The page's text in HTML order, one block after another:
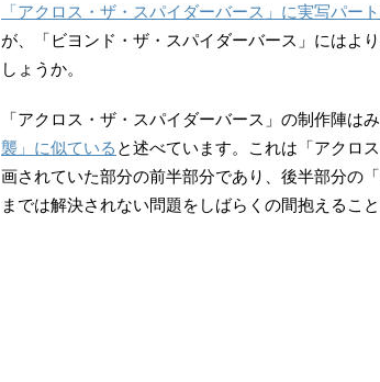
「アクロス・ザ・スパイダーバース」に実写パー
が、「ビヨンド・ザ・スパイダーバース」にはよ
しょうか。
「アクロス・ザ・スパイダーバース」の制作陣はみ
襲」に似ている と述べています。これは「アクロ
画されていた部分の前半部分であり、後半部分の
までは解決されない問題をしばらくの間抱えるこ